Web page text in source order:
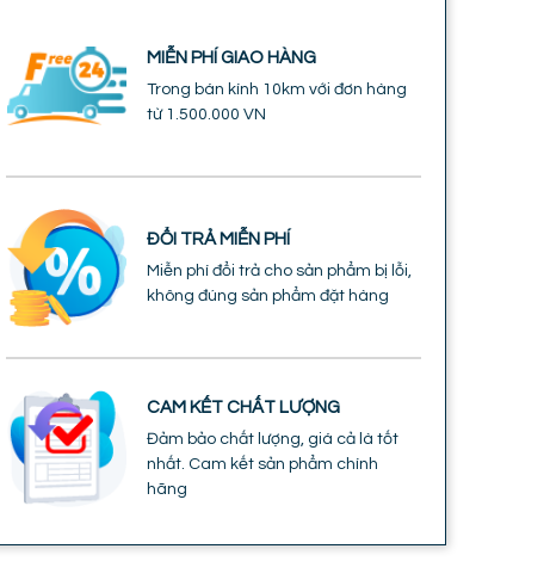
MIỄN PHÍ GIAO HÀNG
Trong bán kính 10km với đơn hàng
từ 1.500.000 VN
ĐỔI TRẢ MIỄN PHÍ
Miễn phí đổi trả cho sản phẩm bị lỗi,
không đúng sản phẩm đặt hàng
CAM KẾT CHẤT LƯỢNG
Đảm bảo chất lượng, giá cả là tốt
nhất. Cam kết sản phẩm chính
hãng